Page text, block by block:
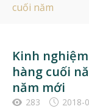
cuối năm
Kinh
hàng cuối
năm mới
283 2018-